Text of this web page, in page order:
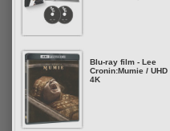
Blu-ray film - Lee
Cronin:Mumie / UHD
4K